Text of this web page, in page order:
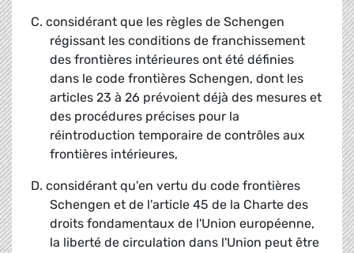
C. considérant que les règles de Schengen
régissant les conditions de franchissement
des frontières intérieures ont été définies
dans le code frontières Schengen, dont les
articles 23 à 26 prévoient déjà des mesures et
des procédures précises pour la
réintroduction temporaire de contrôles aux
frontières intérieures,
D. considérant qu'en vertu du code frontières
Schengen et de l'article 45 de la Charte des
droits fondamentaux de l'Union européenne,
la liberté de circulation dans l'Union peut être